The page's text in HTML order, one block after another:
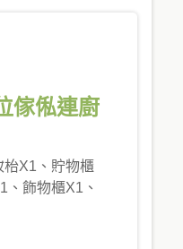
傢俬連廚
X1、貯物櫃
、飾物櫃X1、